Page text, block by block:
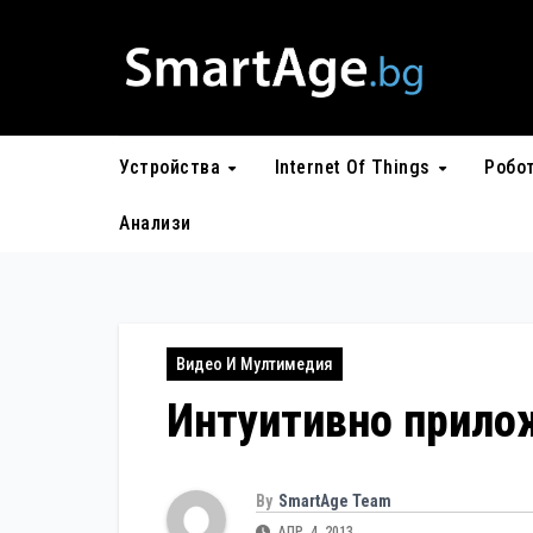
Устройства Internet Of Things
Анализи
Видео И Мултимедия
Интуитивно
By SmartAge Team